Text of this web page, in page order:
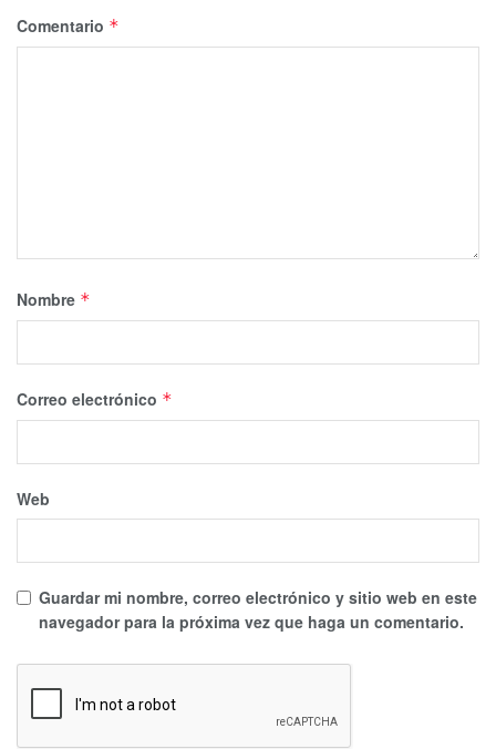
Comentario *
Nombre *
Correo electrónico *
Web
Guardar mi nombre, correo electrónico y sitio web en este
navegador para la próxima vez que haga un comentario.